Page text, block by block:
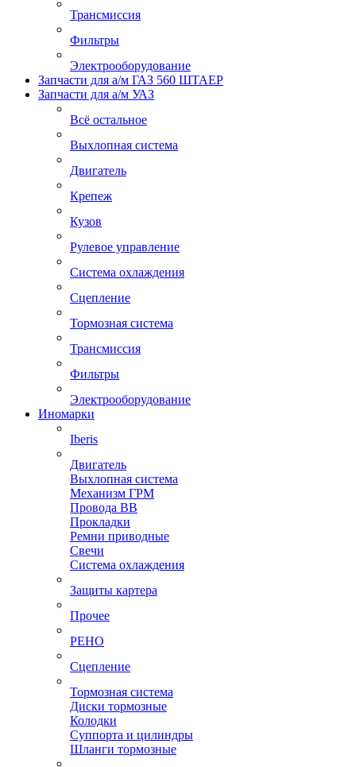
Трансмиссия
Фильтры
Электрооборудование
Запчасти для а/м ГАЗ 560 ШТАЕР
Запчасти для а/м УАЗ
Всё остальное
Выхлопная система
Двигатель
Крепеж
Кузов
Рулевое управление
Система охлаждения
Сцепление
Тормозная система
Трансмиссия
Фильтры
Электрооборудование
Иномарки
Iberis
Двигатель
Выхлопная система
Механизм ГРМ
Провода ВВ
Прокладки
Ремни приводные
Свечи
Система охлаждения
Защиты картера
Прочее
РЕНО
Сцепление
Тормозная система
Диски тормозные
Колодки
Суппорта и цилиндры
Шланги тормозные